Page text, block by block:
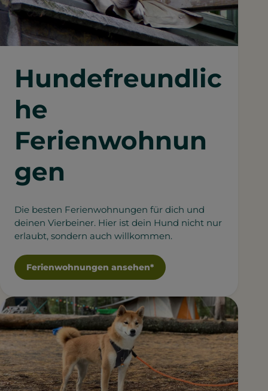
Hundefreundlic
he
Ferienwohnun
gen
Die besten Ferienwohnungen für dich und
deinen Vierbeiner. Hier ist dein Hund nicht nur
erlaubt, sondern auch willkommen.
Ferienwohnungen ansehen*